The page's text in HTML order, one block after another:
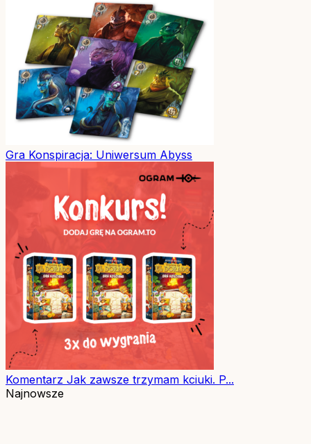
Gra Konspiracja: Uniwersum Abyss
Komentarz Jak zawsze trzymam kciuki. P...
Najnowsze